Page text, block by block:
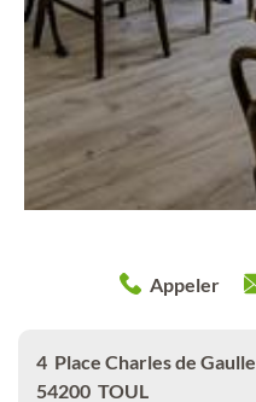
Appeler
4 Place Charles de Gaulle
54200 TOUL